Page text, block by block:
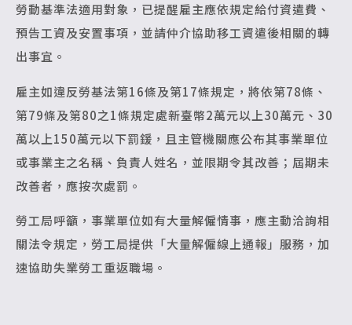
勞動基準法適用對象，已提醒雇主應依規定給付資遣費、
預告工資及安置事項，並請仲介協助移工資遣後相關的轉
出事宜。
雇主如違反勞基法第16條及第17條規定，將依第78條、
第79條及第80之1條規定處新臺幣2萬元以上30萬元、30
萬以上150萬元以下罰鍰，且主管機關應公布其事業單位
或事業主之名稱、負責人姓名，並限期令其改善；屆期未
改善者，應按次處罰。
勞工局呼籲，事業單位如有大量解僱情事，應主動洽詢相
關法令規定，勞工局提供「大量解僱線上通報」服務，加
速協助失業勞工重返職場。